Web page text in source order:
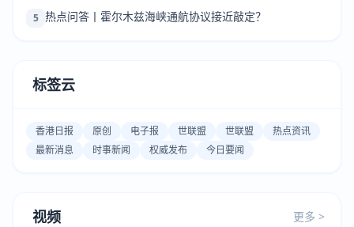
5 热点问答丨霍尔木兹海峡通航协议接近敲定？
标签云
香港日报 原创 电子报 世联盟 世联盟
热点资讯
最新消息
时事新闻 权威发布 今日要闻
视频 更多 >